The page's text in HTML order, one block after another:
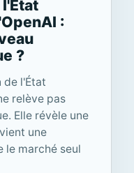
:
?
de l'État
relève pas
Elle révèle une
une
le marché seul